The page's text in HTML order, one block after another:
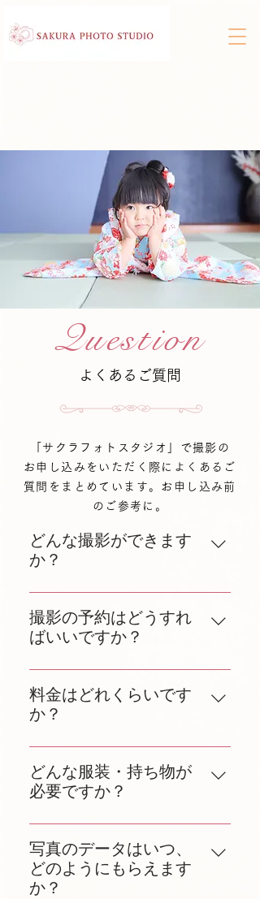
Question
よくあるご質問
「サクラフォトスタジオ」で撮影の
お申し込みをいただく際によくあるご
質問をまとめています。お申し込み前
のご参考に。
どんな撮影ができます
か？
サクラフォトスタジオでは、基本
的には以下のような撮影に対応し
ています。 その他にも撮影対応
まずはお気軽にご相談ください。
・シーズンフォト ・ファミリー
フォト ・ウエディングフォト ・
ーサリーフォト ・ポートレート
フォト ・ペットフォト ・新春着
ーションフォト
撮影の予約はどうすれ
ばいいですか？
オンライン予約フォーム、公式
InstagramアカウントへのDMま
たはお電話でご予約いただけま
せください。事前にご相談も可能
です。
料金はどれくらいです
か？
お申し込みいただく撮影プランに
よって異なりますが、基本的な料
金イメージは料金プランページに
確認ください。詳細な料金のお見
積もりを知りたい方は、メールフ
ォームなどからお問い合わせくだ
さい。
どんな服装・持ち物が
必要ですか？
特に指定はありませんが、清潔感
がありご自身らしさを表現できる
服装がおすすめです。必要に応じ
て着替えや小物の持ち込みも可能
写真のデータはいつ、
どのようにもらえます
か？